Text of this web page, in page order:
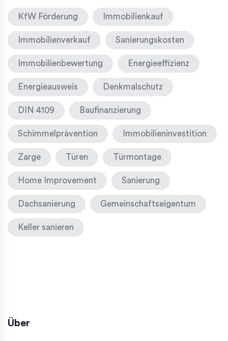
KfW Förderung Immobilienkauf
Immobilienverkauf Sanierungskosten
Immobilienbewertung Energieeffizienz
Energieausweis Denkmalschutz
DIN 4109 Baufinanzierung
Schimmelprävention Immobilieninvestition
Zarge Türen Türmontage
Home Improvement Sanierung
Dachsanierung Gemeinschaftseigentum
Keller sanieren
Über